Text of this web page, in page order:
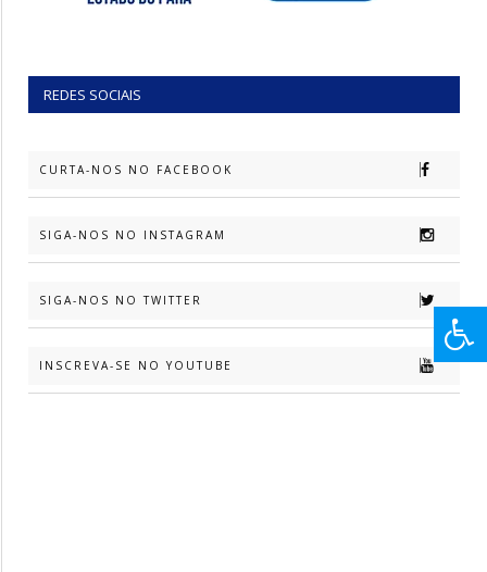
REDES SOCIAIS
CURTA-NOS NO FACEBOOK
SIGA-NOS NO INSTAGRAM
SIGA-NOS NO TWITTER
INSCREVA-SE NO YOUTUBE